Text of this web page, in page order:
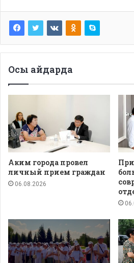
Осы айдарда
Аким города провел
личный прием граждан
06.08.2026